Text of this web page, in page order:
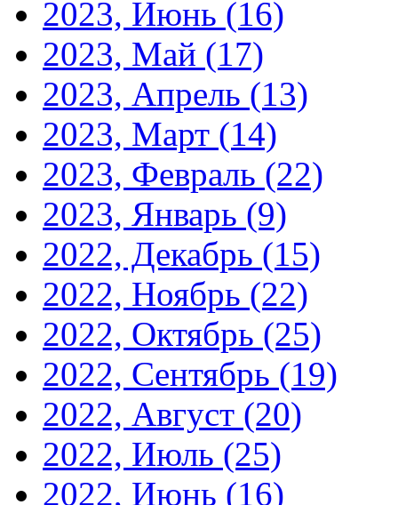
2023, Июнь (16)
2023, Май (17)
2023, Апрель (13)
2023, Март (14)
2023, Февраль (22)
2023, Январь (9)
2022, Декабрь (15)
2022, Ноябрь (22)
2022, Октябрь (25)
2022, Сентябрь (19)
2022, Август (20)
2022, Июль (25)
2022, Июнь (16)